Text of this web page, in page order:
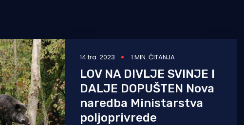
14 tra. 2023 1 MIN. ČITANJA
LOV NA DIVLJE SVINJE I
DALJE DOPUŠTEN Nova
naredba Ministarstva
poljoprivrede